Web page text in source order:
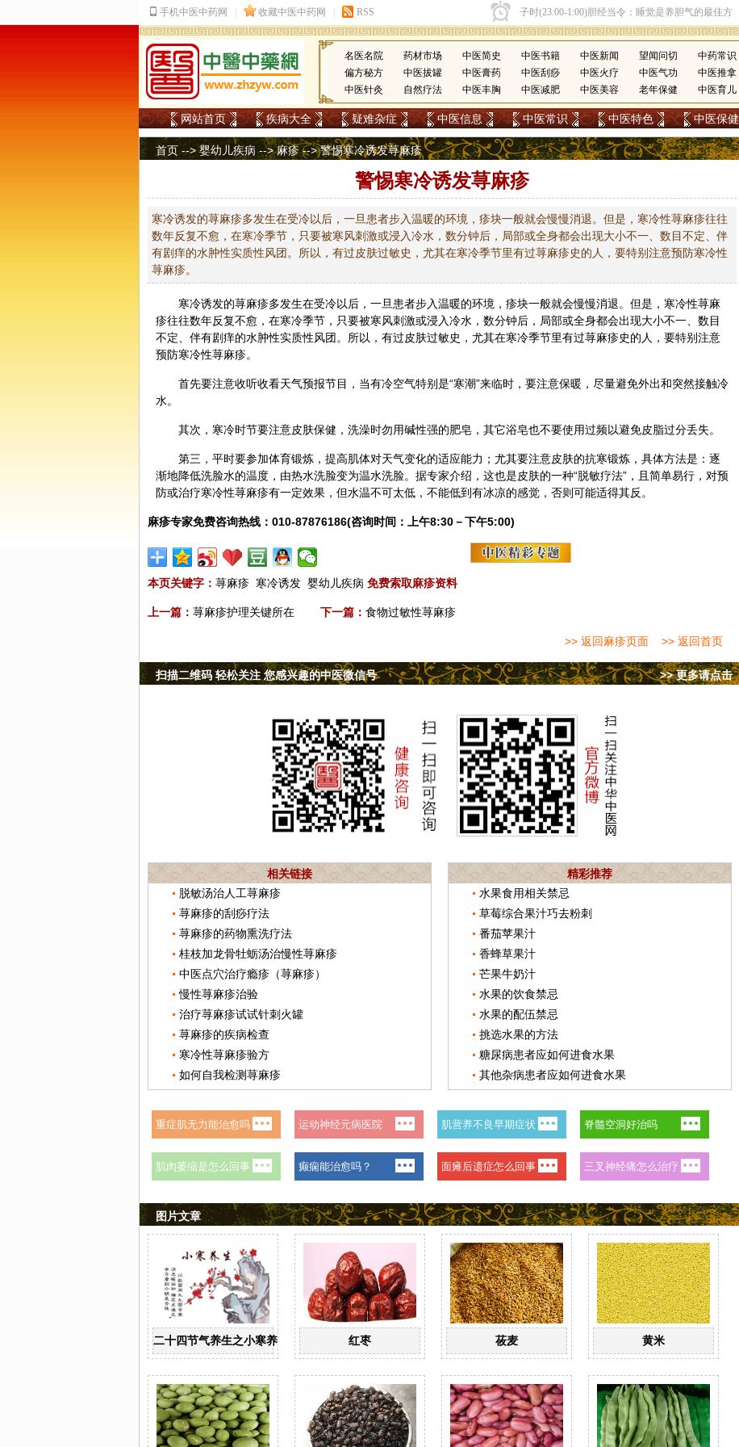
名医名院 药材市场 中医简史 中医书籍 中医新闻 望闻问切 中药常识
偏方秘方
中医拔罐 中医膏药 中医刮痧 中医火疗 中医气功 中医推拿
中医针灸
自然疗法 中医丰胸 中医减肥 中医美容 老年保健 中医育儿
网站首页 疾病大全 疑难杂症 中医信息 中医常识 中医特色 中医保健
首页 -->婴幼儿疾病-->麻疹--> 警惕寒冷诱发荨麻疹
警惕寒冷诱发荨麻疹
寒冷诱发的荨麻疹多发生在受冷以后，一旦患者步入温暖的环境，疹块一般就会慢慢消退。但是，寒冷性荨麻疹往往
数年反复不愈，在寒冷季节，只要被寒风刺激或浸入冷水，数分钟后，局部或全身都会出现大小不一、数目不定、伴
有剧痒的水肿性实质性风团。所以，有过皮肤过敏史，尤其在寒冷季节里有过荨麻疹史的人，要特别注意预防寒冷性
荨麻疹。
寒冷诱发的荨麻疹多发生在受冷以后，一旦患者步入温暖的环境，疹块一般就会慢慢消退。但是，寒冷性荨麻
疹往往数年反复不愈，在寒冷季节，只要被寒风刺激或浸入冷水，数分钟后，局部或全身都会出现大小不一、数目
不定、伴有剧痒的水肿性实质性风团。所以，有过皮肤过敏史，尤其在寒冷季节里有过荨麻疹史的人，要特别注意
预防寒冷性荨麻疹。
首先要注意收听收看天气预报节目，当有冷空气特别是“寒潮”来临时，要注意保暖，尽量避免外出和突然接触冷
水。
其次，寒冷时节要注意皮肤保健 ，洗澡时勿用碱性强的肥皂，其它浴皂也不要使用过频以避免皮脂过分丢失。
第三，平时要参加体育锻炼，提高肌体对天气变化的适应能力；尤其要注意皮肤的抗寒锻炼，具体方法是：逐
渐地降低洗脸水的温度，由热水洗脸变为温水洗脸。据专家介绍，这也是皮肤的一种“脱敏疗法”，且简单易行，对预
防或治疗寒冷性荨麻疹有一定效果，但水温不可太低，不能低到有冰凉的感觉，否则可能适得其反。
麻疹专家免费咨询热线：010-87876186(咨询时间：上午8:30－下午5:00)
本页关键字： 荨麻疹 寒冷诱发 婴幼儿疾病 免费索取麻疹资料
上一篇： 荨麻疹护理关键所在 下一篇： 食物过敏性荨麻疹
>> 返回麻疹页面 >> 返回首页
>> 更多请点击
扫描二维码 轻松关注 您感兴趣的中医微信号
相关链接
脱敏汤治人工荨麻疹
荨麻疹的刮痧疗法
荨麻疹的药物熏洗疗法
桂枝加龙骨牡蛎汤治慢性荨麻疹
中医点穴治疗瘾疹（荨麻疹）
慢性荨麻疹治验
治疗荨麻疹试试针刺火罐
荨麻疹的疾病检查
寒冷性荨麻疹验方
如何自我检测荨麻疹
精彩推荐
水果食用相关禁忌
草莓综合果汁巧去粉刺
番茄苹果汁
香蜂草果汁
芒果牛奶汁
水果的饮食禁忌
水果的配伍禁忌
挑选水果的方法
糖尿病患者应如何进食水果
其他杂病患者应如何进食水果
图片文章
二十四节气养生之小寒养生 红枣 莜麦 黄米